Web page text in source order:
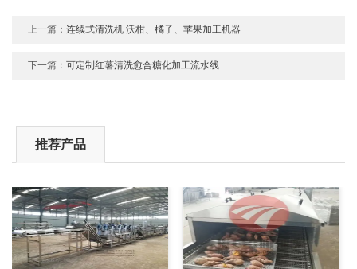
上一篇：连续式清洗机 沃柑、橘子、苹果加工机器
下一篇：可定制红薯清洗愈合糖化加工流水线
推荐产品